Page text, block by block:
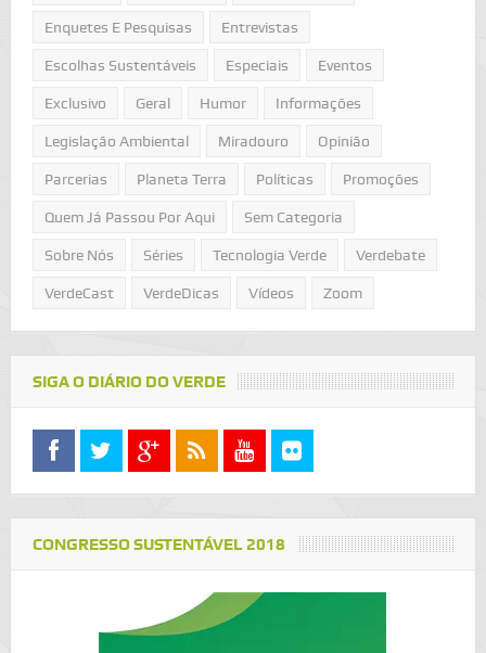
Enquetes E Pesquisas Entrevistas
Escolhas Sustentáveis Especiais Eventos
Exclusivo Geral Humor Informações
Legislação Ambiental Miradouro Opinião
Parcerias Planeta Terra Políticas Promoções
Quem Já Passou Por Aqui Sem Categoria
Sobre Nós Séries Tecnologia Verde Verdebate
VerdeCast VerdeDicas Vídeos Zoom
SIGA O DIÁRIO DO VERDE
CONGRESSO SUSTENTÁVEL 2018